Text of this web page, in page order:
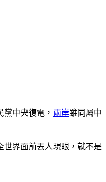
中央復電， 兩岸雖同屬中
世界面前丟人現眼，就不是